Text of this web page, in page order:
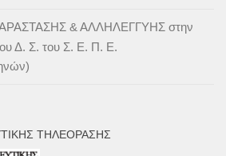
& ΑΛΛΗΛΕΓΓΥΗΣ στην
Δ. Σ. του Σ. Ε. Π. Ε.
ΤΗΛΕΌΡΑΣΗΣ